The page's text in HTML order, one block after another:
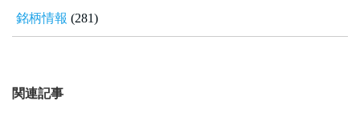
銘柄情報 (281)
関連記事